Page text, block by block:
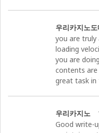
우리카지노도
you are truly
loading
you are
contents are
great task
우리카지노
Good write-